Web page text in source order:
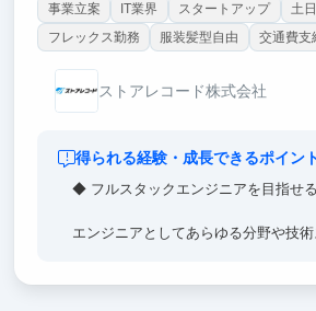
事業立案 IT業界 スタートアップ
土
フレックス勤務
服装髪型自由 交通費支
ストアレコード株式会社
得られる経験・成長できるポイン
◆ フルスタックエンジニアを目指せる
エンジニアとしてあらゆる分野や技